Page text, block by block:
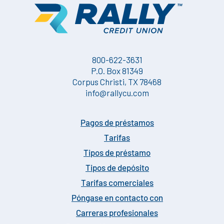
800-622-3631
P.O. Box 81349
Corpus Christi, TX 78468
info@rallycu.com
Pagos de préstamos
Tarifas
Tipos de préstamo
Tipos de depósito
Tarifas comerciales
Póngase en contacto con
Carreras profesionales